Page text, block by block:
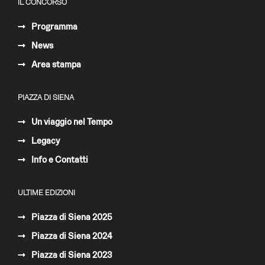
IL CONCORSO
Programma
News
Area stampa
PIAZZA DI SIENA
Un viaggio nel Tempo
Legacy
Info e Contatti
ULTIME EDIZIONI
Piazza di Siena 2025
Piazza di Siena 2024
Piazza di Siena 2023